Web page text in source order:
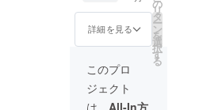
材の供
給状
上の都
合など
により
出荷時
価格 本
体価格
15%OF
F：
13,532
円（税
込） 一
般販売
詳細を見る
の
リ
タ
ー
ン
を
選
択
す
る
このプロ
ジェクト
は、 All-In方